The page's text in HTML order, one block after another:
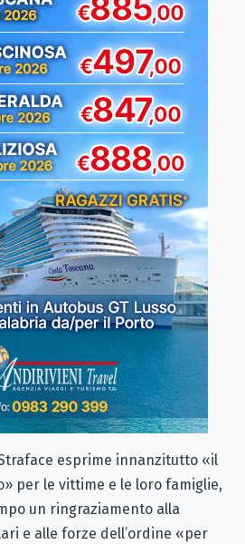
esprime innanzitutto «il
per le vittime e le loro famiglie,
un ringraziamento alla
e alle forze dell’ordine «per